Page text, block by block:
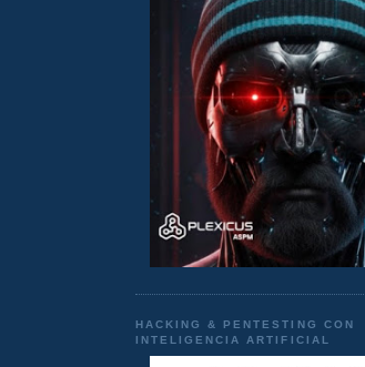
HACKING & PENTESTING CON
INTELIGENCIA ARTIFICIAL